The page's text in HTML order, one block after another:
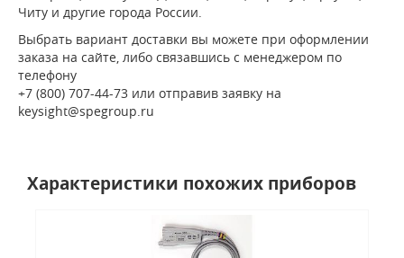
Читу и другие города России.
Выбрать вариант доставки вы можете при оформлении
заказа на сайте, либо связавшись с менеджером по
телефону
+7 (800) 707-44-73 или отправив заявку на
keysight@spegroup.ru
Характеристики похожих приборов